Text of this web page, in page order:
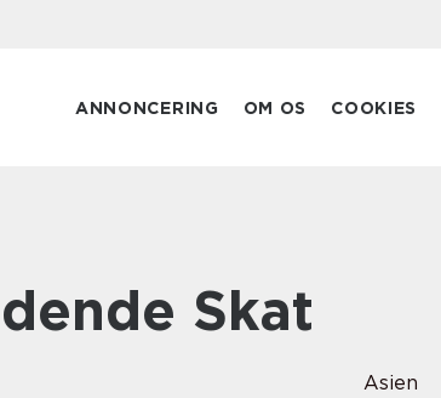
ANNONCERING OM OS COOKIES
Skat
Asien